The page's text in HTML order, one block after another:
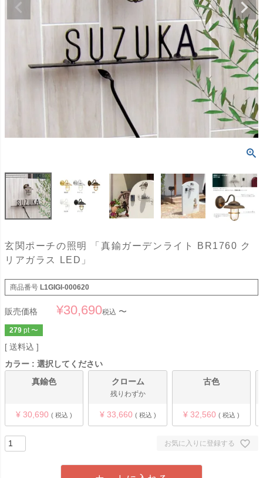
玄関ポーチの照明 「真鍮ガーデンライト BR1760 ク
リアガラス LED」
商品番号 L1GIGI-000620
販売価格 ¥30,690税込 〜
279 pt 〜
送料込
カラー
選択してください
真鍮色
¥ 30,690 税込
クローム
残りわずか
¥ 33,660 税込
古色
¥ 32,560 税込
お気に入りに登録する